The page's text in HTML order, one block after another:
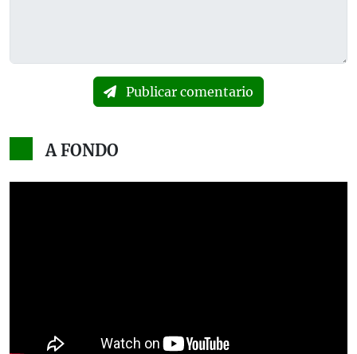
Publicar comentario
A FONDO